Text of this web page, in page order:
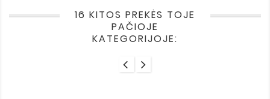
16 KITOS PREKĖS TOJE
PAČIOJE
KATEGORIJOJE: